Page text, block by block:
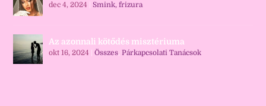
dec 4, 2024 |Smink, frizura
Az azonnali kötődés misztériuma
okt 16, 2024 |Összes,Párkapcsolati Tanácsok